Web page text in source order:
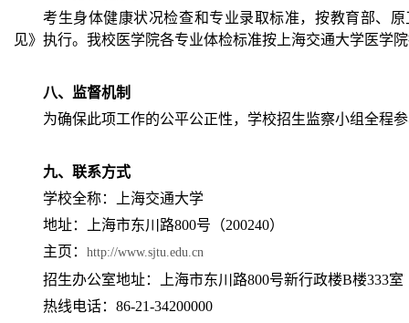
考生身体健康状况检查和专业录取标准，按教育部、
见》执行。我校医学院各专业体检标准按上海交通大学医学
八、监督机制
为确保此项工作的公平公正性，学校招生监察小组全程
九、联系方式
学校全称：上海交通大学
地址：上海市东川路800号（200240）
主页： http://www.sjtu.edu.cn
招生办公室地址：上海市东川路800号新行政楼B楼333室
热线电话：86-21-34200000